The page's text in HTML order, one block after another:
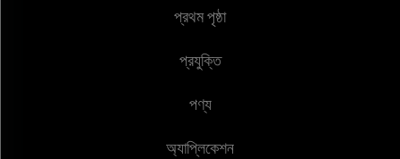
প্রথম পৃষ্ঠা
প্রযুক্তি
পণ্য
অ্যাপ্লিকেশন